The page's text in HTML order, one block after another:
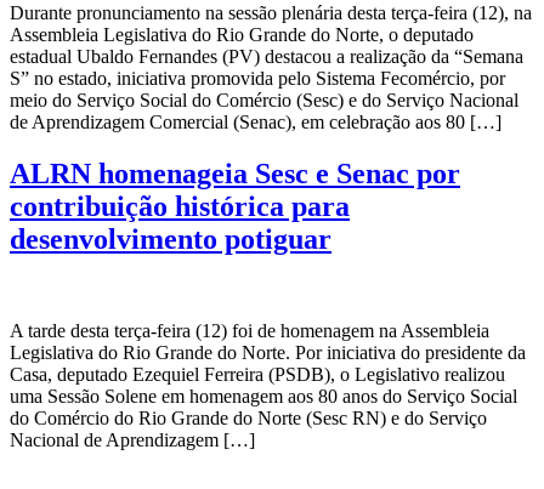
Durante pronunciamento na sessão plenária desta terça-feira (12), na
Assembleia Legislativa do Rio Grande do Norte, o deputado
estadual Ubaldo Fernandes (PV) destacou a realização da “Semana
S” no estado, iniciativa promovida pelo Sistema Fecomércio, por
meio do Serviço Social do Comércio (Sesc) e do Serviço Nacional
de Aprendizagem Comercial (Senac), em celebração aos 80 […]
ALRN homenageia Sesc e Senac por
contribuição histórica para
desenvolvimento potiguar
A tarde desta terça-feira (12) foi de homenagem na Assembleia
Legislativa do Rio Grande do Norte. Por iniciativa do presidente da
Casa, deputado Ezequiel Ferreira (PSDB), o Legislativo realizou
uma Sessão Solene em homenagem aos 80 anos do Serviço Social
do Comércio do Rio Grande do Norte (Sesc RN) e do Serviço
Nacional de Aprendizagem […]